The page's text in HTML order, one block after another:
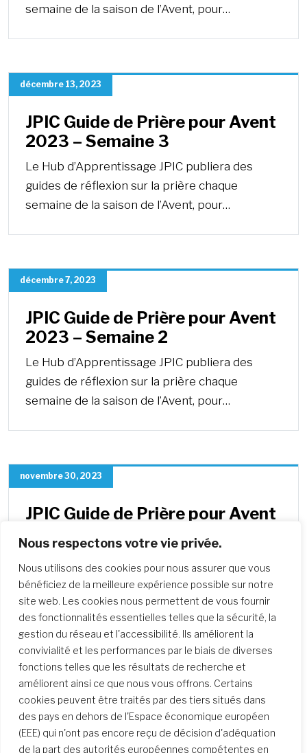
Nous respectons votre vie privée.
Nous utilisons des cookies pour nous assurer que vous
bénéficiez de la meilleure expérience possible sur notre
site web. Les cookies nous permettent de vous fournir
des fonctionnalités essentielles telles que la sécurité, la
gestion du réseau et l'accessibilité. Ils améliorent la
convivialité et les performances par le biais de diverses
fonctions telles que les résultats de recherche et
améliorent ainsi ce que nous vous offrons. Certains
cookies peuvent être traités par des tiers situés dans
des pays en dehors de l'Espace économique européen
(EEE) qui n'ont pas encore reçu de décision d'adéquation
de la part des autorités européennes compétentes en
semaine de la saison de l’Avent, pour…
décembre 13, 2023
JPIC Guide de Prière pour Avent
2023 – Semaine 3
Le Hub d’Apprentissage JPIC publiera des
guides de réflexion sur la prière chaque
semaine de la saison de l’Avent, pour…
décembre 7, 2023
JPIC Guide de Prière pour Avent
2023 – Semaine 2
Le Hub d’Apprentissage JPIC publiera des
guides de réflexion sur la prière chaque
semaine de la saison de l’Avent, pour…
novembre 30, 2023
JPIC Guide de Prière pour Avent
2023 – Semaine 1
guides de réflexion sur la prière chaque
semaine de la saison de l’Avent, pour…